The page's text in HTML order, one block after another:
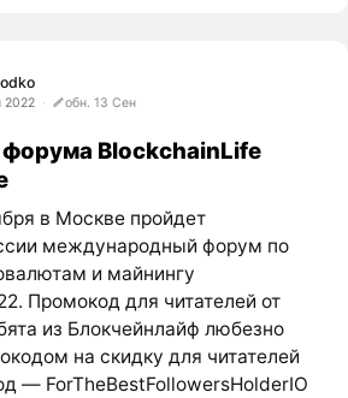
2022 обн. 13 Сен
BlockchainLife
в Москве пройдет
международный форум по
и майнингу
Промокод для читателей от
из Блокчейнлайф любезно
на скидку для читателей
— ForTheBestFollowersHolderIO